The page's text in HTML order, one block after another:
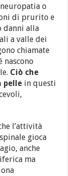
o
di prurito e
danni alla
a valle dei
chiamate
nascono
Ciò che
pelle in questi
l’attività
gioca
anche
ma